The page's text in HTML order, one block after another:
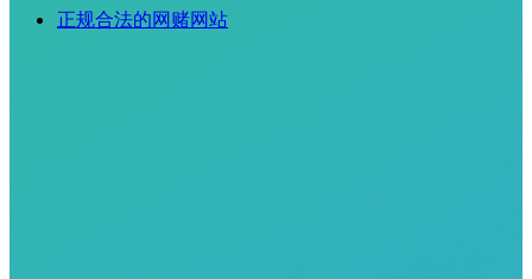
正规合法的网赌网站